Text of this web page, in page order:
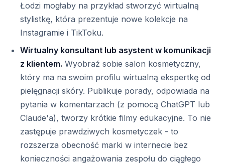
Łodzi mogłaby na przykład stworzyć wirtualną
stylistkę, która prezentuje nowe kolekcje na
Instagramie i TikToku.
Wirtualny konsultant lub asystent w komunikacji
z klientem. Wyobraź sobie salon kosmetyczny,
który ma na swoim profilu wirtualną ekspertkę od
pielęgnacji skóry. Publikuje porady, odpowiada na
pytania w komentarzach (z pomocą ChatGPT lub
Claude'a), tworzy krótkie filmy edukacyjne. To nie
zastępuje prawdziwych kosmetyczek - to
rozszerza obecność marki w internecie bez
konieczności angażowania zespołu do ciągłego